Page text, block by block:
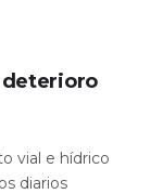
vial e hídrico
diarios